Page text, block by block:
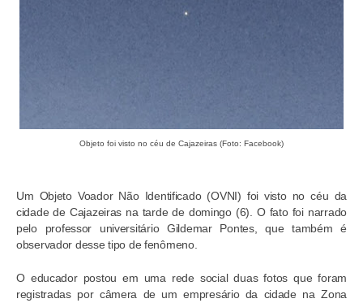
Objeto foi visto no céu de Cajazeiras (Foto: Facebook)
Um Objeto Voador Não Identificado (OVNI) foi visto no céu da
cidade de Cajazeiras na tarde de domingo (6). O fato foi narrado
pelo professor universitário Gildemar Pontes, que também é
observador desse tipo de fenômeno.
O educador postou em uma rede social duas fotos que foram
registradas por câmera de um empresário da cidade na Zona